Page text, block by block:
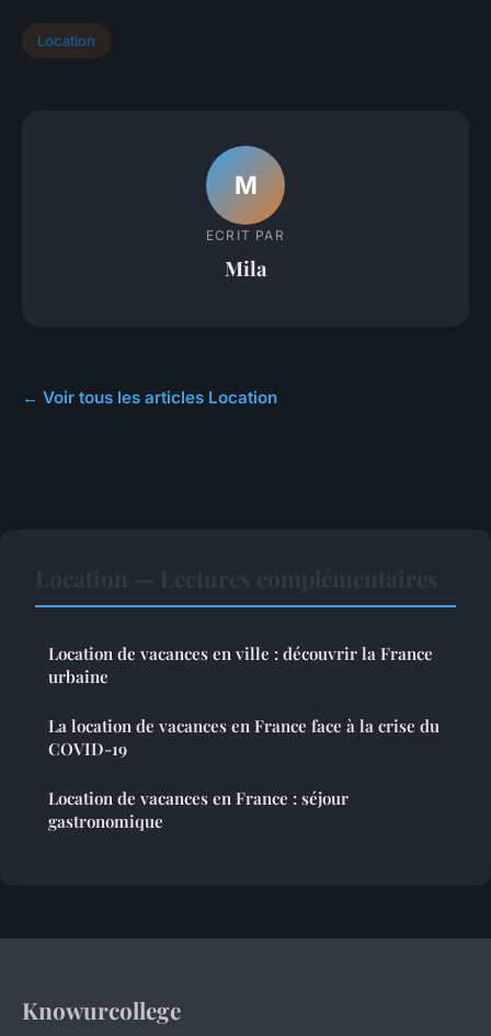
Location
M
ECRIT PAR
Mila
← Voir tous les articles Location
Location de vacances en ville : découvrir la France
urbaine
La location de vacances en France face à la crise du
COVID-19
Location de vacances en France : séjour
gastronomique
Knowurcollege